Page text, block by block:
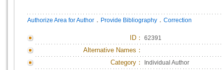
Authorize Area for Author ． Provide Bibliography ． Correction
ID ： 62391
Alternative Names：
Category：
Individual Author